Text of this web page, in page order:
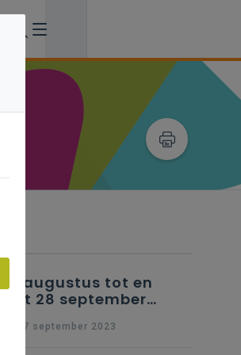
25 augustus tot en
met 28 september
vragen
wo 27 september 2023